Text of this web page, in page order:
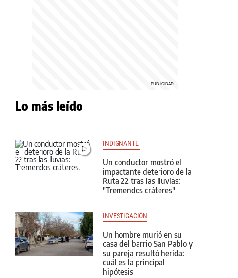
Lo más leído
INDIGNANTE
Un conductor mostró el
impactante deterioro de la
Ruta 22 tras las lluvias:
"Tremendos cráteres"
INVESTIGACIÓN
Un hombre murió en su
casa del barrio San Pablo y
su pareja resultó herida:
cuál es la principal
hipótesis